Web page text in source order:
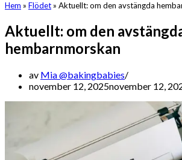
Hem » Flödet» Aktuellt: om den avstängda
Aktuellt: om den
hembarnmorskan
av Mia @bakingbabies
november 12, 2025november 12,